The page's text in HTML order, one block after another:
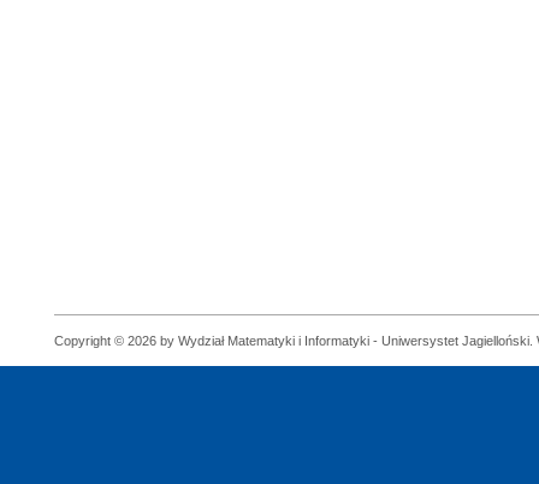
Copyright © 2026 by Wydział Matematyki i Informatyki - Uniwersystet